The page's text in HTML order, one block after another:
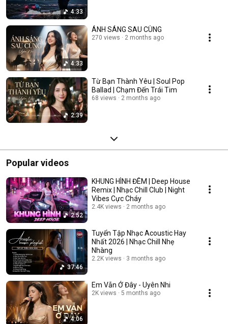
4:33
4:33
ÁNH SÁNG SAU CÙNG
270 views 2 months ago
2:39
Từ Bạn Thành Yêu | Soul Pop
Ballad | Chạm Đến Trái Tim
68 views 2 months ago
Popular videos
2:52
KHUNG HÌNH ĐÊM | Deep House
Remix | Nhạc Chill Club | Night
Vibes Cực Cháy
2.4K views 2 months ago
37:46
Tuyển Tập Nhạc Acoustic Hay
Nhất 2026 | Nhạc Chill Nhẹ
Nhàng
2.2K views 3 months ago
4:06
Em Vẫn Ở Đây - Uyên Nhi
2K views 5 months ago